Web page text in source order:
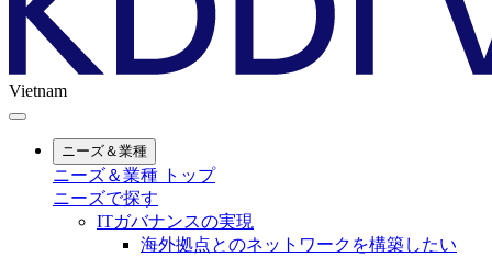
Vietnam
ニーズ＆業種
ニーズ＆業種 トップ
ニーズで探す
ITガバナンスの実現
海外拠点とのネットワークを構築したい